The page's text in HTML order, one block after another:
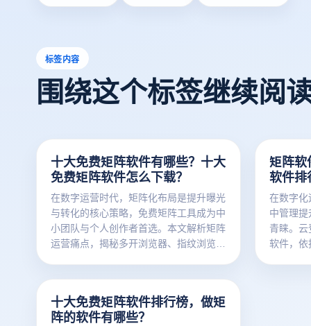
标签内容
围绕这个标签继续阅
十大免费矩阵软件有哪些？十大
免费矩阵软件怎么下载？
在数字运营时代，矩阵化布局是提升曝光
与转化的核心策略，免费矩阵工具成为中
小团队与个人创作者首选。本文解析矩阵
运营痛点，揭秘多开浏览器、指纹浏览器
营体系。
矩阵软
软件排
在数字
中管理
青睐。
软件，
十大免费矩阵软件排行榜，做矩
阵的软件有哪些？